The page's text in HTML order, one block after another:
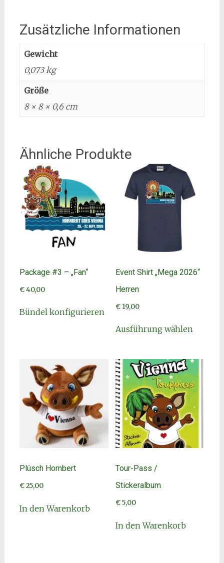
Zusätzliche Informationen
Gewicht
0,073 kg
Größe
8 × 8 × 0,6 cm
Ähnliche Produkte
Package #3 – „Fan“
€40,00
Bündel konfigurieren
Event Shirt „Mega 2026“
Herren
€ 19,00
Ausführung wählenProdukt
auf.
Die
können
Plüsch Hornbert
€25,00
In den Warenkorb
Tour-Pass /
Stickeralbum
€5,00
In den Warenkorb